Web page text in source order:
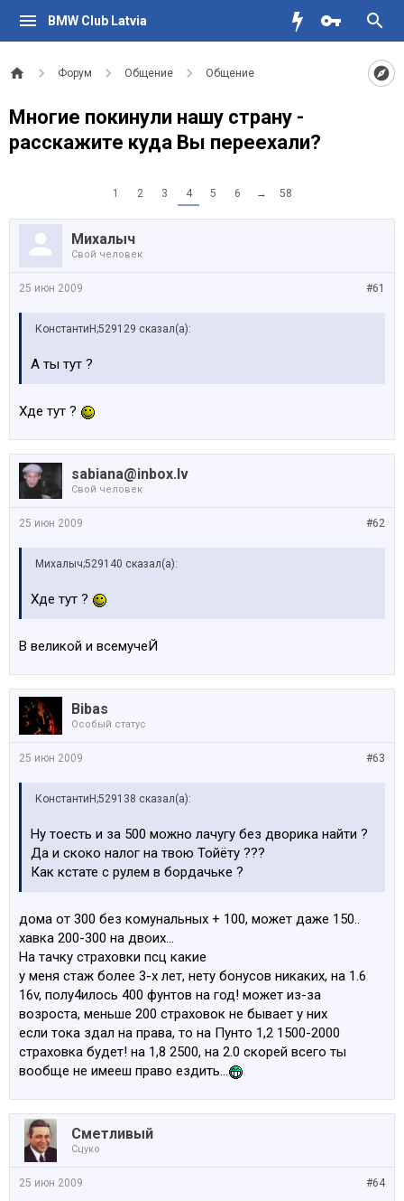
BMW Club Latvia
Форум Общение Общение
Многие покинули нашу страну -
расскажите куда Вы переехали?
1 2 3 4 5 6 → 58
Михалыч
Свой человек
#61
25 июн 2009
КонстантиН;529129 сказал(а):
А ты тут ?
Хде тут ?
sabiana@inbox.lv
Свой человек
#62
25 июн 2009
Михалыч;529140 сказал(а):
Хде тут ?
В великой и всемучеЙ
Bibas
Особый статус
#63
25 июн 2009
КонстантиН;529138 сказал(а):
Ну тоесть и за 500 можно лачугу без дворика найти ?
Да и скоко налог на твою Тойёту ???
Как кстате с рулем в бордачьке ?
дома от 300 без комунальных + 100, может даже 150..
хавка 200-300 на двоих...
На тачку страховки псц какие
у меня стаж более 3-х лет, нету бонусов никаких, на 1.6
16v, полу4илось 400 фунтов на год! может из-за
возроста, меньше 200 страховок не бывает у них
если тока здал на права, то на Пунто 1,2 1500-2000
страховка будет! на 1,8 2500, на 2.0 скорей всего ты
вообще не имееш право ездить...
Сметливый
Сцуко
#64
25 июн 2009